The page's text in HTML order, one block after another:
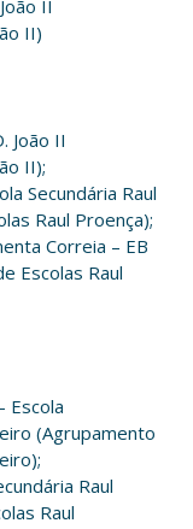
II
II)
João II
II);
Secundária Raul
Raul Proença);
Correia – EB
Escolas Raul
Escola
(Agrupamento
Raul
Raul